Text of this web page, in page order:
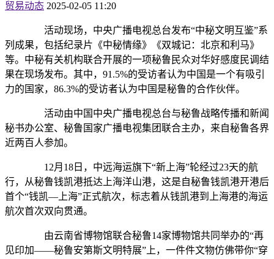
贸易动态 2025-02-05 11:20
活动现场，中央广播电视总台发布“中秘文明互鉴”系
列成果，包括纪录片《中秘情缘》《双城记：北京和利马》
等。中秘有关机构联合开展的一项秘鲁民众对华好感度民调结
果在现场发布。其中，91.5%的受访者认为中国是一个有吸引
力的国家，86.3%的受访者认为中国是秘鲁的合作伙伴。
活动由中国中央广播电视总台与秘鲁战略传播和新闻
秘书办公室、秘鲁国家广播电视集团联合主办，来自秘鲁各界
近两百人参加。
12月18日，中远海运旗下“新上海”轮经过23天的航
行，从秘鲁钱凯港抵达上海洋山港，这是自秘鲁钱凯港开港后
首个“钱凯—上海”正式航次，标志着从钱凯港到上海港的海运
航次首次双向贯通。
由云南省博物馆联合秘鲁14家博物馆共同举办的“再
见印加——秘鲁安第斯文明特展”上，一件件文物仿佛带你“穿